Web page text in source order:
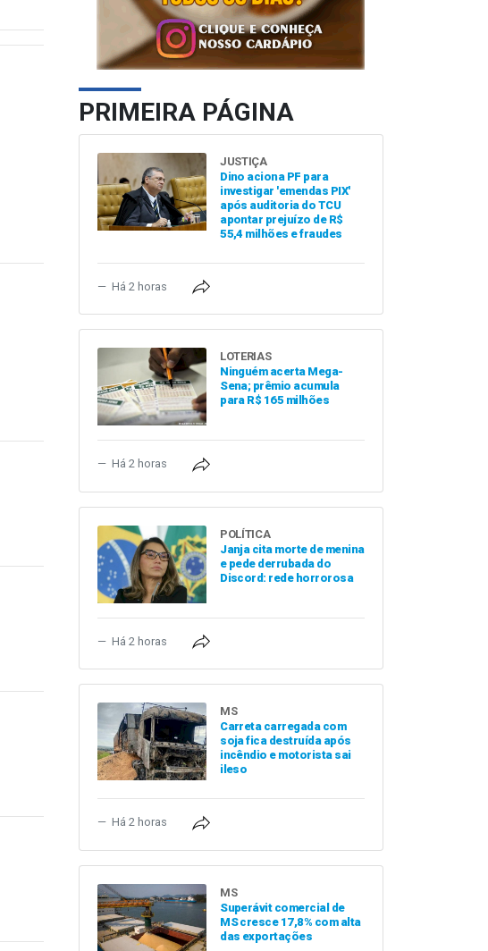
PRIMEIRA PÁGINA
JUSTIÇA
Dino aciona PF para
investigar 'emendas PIX'
após auditoria do TCU
apontar prejuízo de R$
55,4 milhões e fraudes
Há 2 horas
LOTERIAS
Ninguém acerta Mega-
Sena; prêmio acumula
para R$ 165 milhões
Há 2 horas
POLÍTICA
Janja cita morte de menina
e pede derrubada do
Discord: rede horrorosa
Há 2 horas
MS
Carreta carregada com
soja fica destruída após
incêndio e motorista sai
ileso
Há 2 horas
MS
Superávit comercial de
MS cresce 17,8% com alta
das exportações